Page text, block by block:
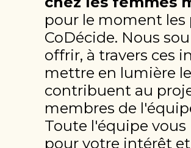
pour le moment les
CoDécide. Nous
offrir, à travers ces
mettre en lumière
contribuent au
membres de
Toute l'équipe
pour votre intérêt